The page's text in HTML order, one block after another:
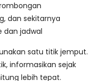
dan sekitarnya
dan jadwal
satu titik jemput.
informasikan sejak
lebih tepat.